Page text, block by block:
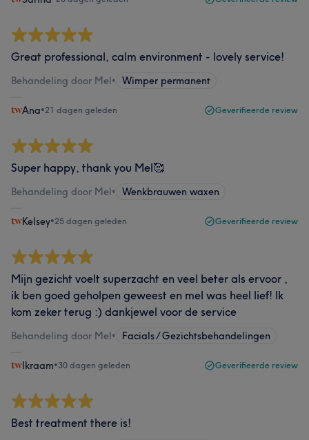
Great professional, calm environment - lovely service!
Behandeling door Mel• Wimper permanent
Ana•21 dagen geleden Geverifieerde review
Super happy, thank you Mel🥰
Behandeling door Mel• Wenkbrauwen waxen
Kelsey•25 dagen geleden Geverifieerde review
Mijn gezicht voelt superzacht en veel beter als ervoor ,
ik ben goed geholpen geweest en mel was heel lief! Ik
kom zeker terug :) dankjewel voor de service
Behandeling door Mel• Facials / Gezichtsbehandelingen
Ikraam•30 dagen geleden Geverifieerde review
Best treatment there is!